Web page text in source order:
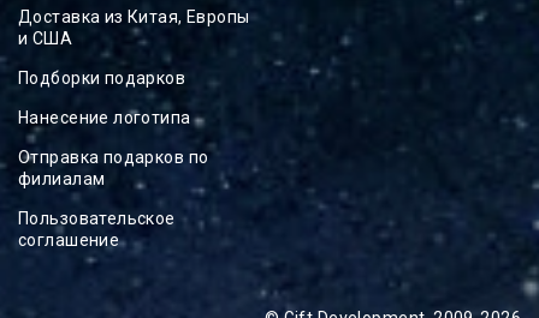
Доставка из Китая, Европы
и США
Подборки подарков
Нанесение логотипа
Отправка подарков по
филиалам
Пользовательское
соглашение